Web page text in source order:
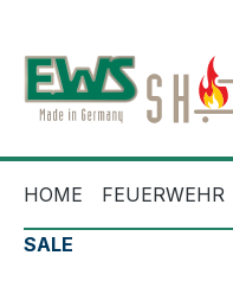
HOME FEUERWEHR
SALE